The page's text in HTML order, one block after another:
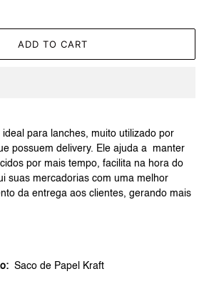
ADD TO CART
para lanches, muito utilizado por
possuem delivery. Ele ajuda a manter
por mais tempo, facilita na hora do
suas mercadorias com uma melhor
da entrega aos clientes, gerando mais
Saco de Papel Kraft